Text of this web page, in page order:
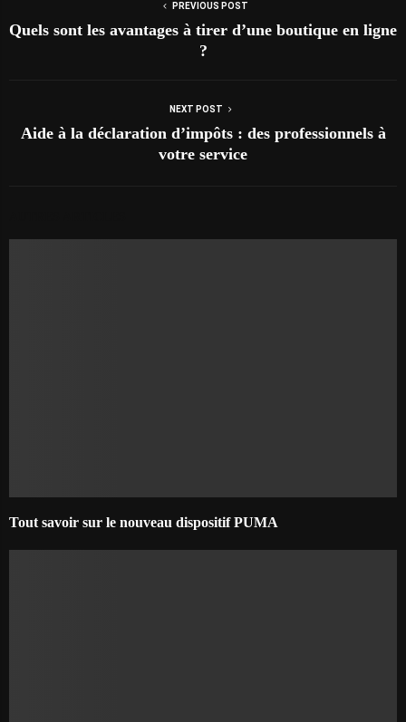
PREVIOUS POST
Quels sont les avantages à tirer d’une boutique en ligne
?
NEXT POST
Aide à la déclaration d’impôts : des professionnels à
votre service
Tout savoir sur le nouveau dispositif PUMA